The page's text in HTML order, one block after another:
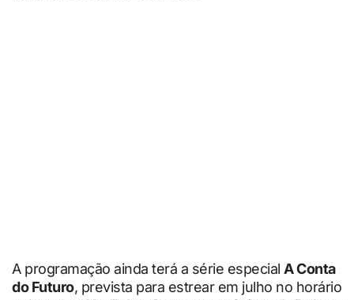
A programação ainda terá a série especial A Conta
do Futuro, prevista para estrear em julho no horário